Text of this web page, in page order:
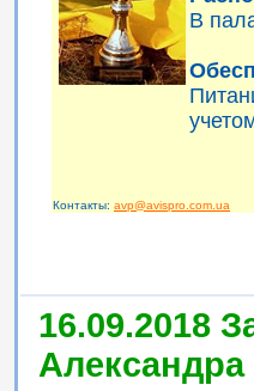
В
Контакты: avp@avispro.com.ua
16.09.2018